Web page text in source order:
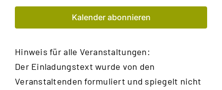
Kalender abonnieren
Hinweis für alle Veranstaltungen:
Der Einladungstext wurde von den
Veranstaltenden formuliert und spiegelt nicht